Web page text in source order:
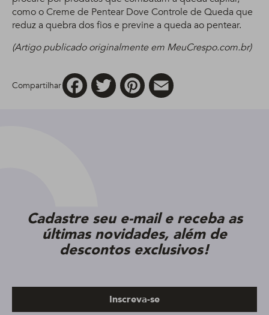
como o Creme de Pentear Dove Controle de Queda que
reduz a quebra dos fios e previne a queda ao pentear.
(Artigo publicado originalmente em MeuCrespo.com.br)
Compartilhar
FacebookTwitter Pinterest
Cadastre seu e-mail e receba as
últimas novidades, além de
descontos exclusivos!
Inscreva-se